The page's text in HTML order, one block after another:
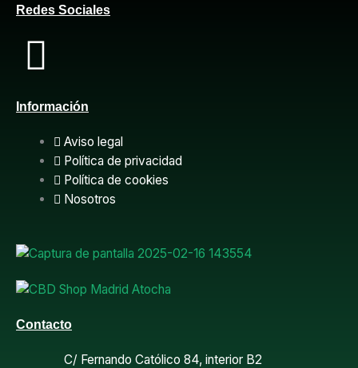
Redes Sociales
F
a
c
e
b
o
o
k
Información
Aviso legal
Política de privacidad
Política de cookies
Nosotros
Contacto
C/ Fernando Católico 84, interior B2